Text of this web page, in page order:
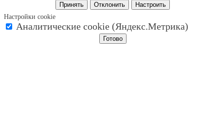
Принять
Отклонить
Настроить
Настройки cookie
Аналитические cookie (Яндекс.Метрика)
Готово